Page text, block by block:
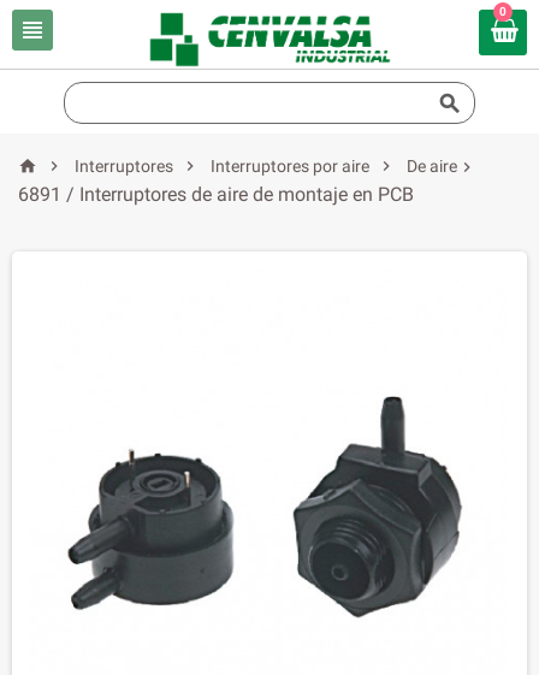

0

  Interruptores  Interruptores por aire  De aire 
6891 / Interruptores de aire de montaje en PCB